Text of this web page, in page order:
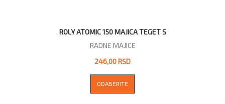
ROLY ATOMIC 150 MAJICA TEGET S
RADNE MAJICE
246,00 RSD
ODABERITE